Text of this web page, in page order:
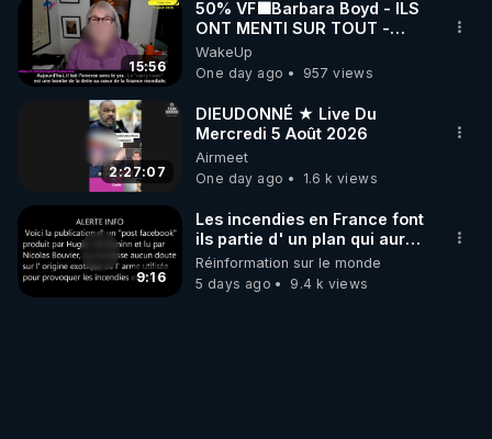
15:56
50% VF🟩Barbara Boyd - ILS
ONT MENTI SUR TOUT -
Jocelyne Traduction
WakeUp
One day ago
957 views
2:27:07
DIEUDONNÉ ★ Live Du
Mercredi 5 Août 2026
Airmeet
One day ago
1.6 k views
9:16
Les incendies en France font
ils partie d' un plan qui aurait
débuté le 11 septembre 2001
?
Réinformation sur le monde
5 days ago
9.4 k views